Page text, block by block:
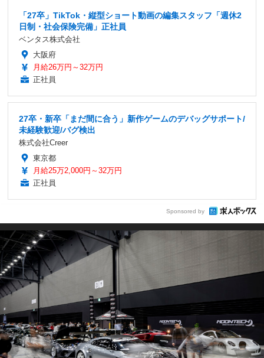
「27卒」TikTok・縦型ショート動画の編集スタッフ「週休2
日制・社会保険完備」正社員
ベンタス株式会社
大阪府
月給26万円～32万円
正社員
27卒・新卒「まだ間に合う」新作ゲームのデバッグサポート/
未経験歓迎/バグ検出
株式会社Creer
東京都
月給25万2,000円～32万円
正社員
Sponsored by